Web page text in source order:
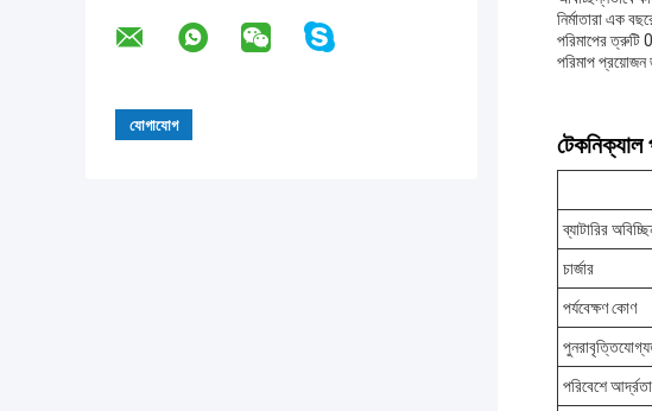
নির্মাতারা এক
পরিমাপের
পরিমাপ প্রয়োজন
টেকনিক্যাল
ব্যাটারির
চার্জার
পর্যবেক্ষণ কোণ
পরিবেশে আর্দ্রতা